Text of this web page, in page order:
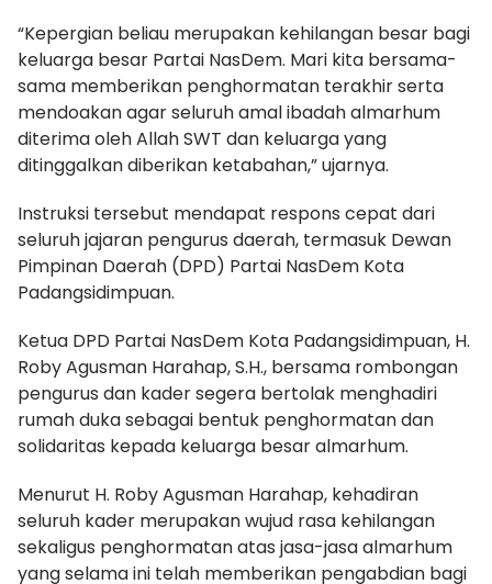
“Kepergian beliau merupakan kehilangan besar bagi
keluarga besar Partai NasDem. Mari kita bersama-
sama memberikan penghormatan terakhir serta
mendoakan agar seluruh amal ibadah almarhum
diterima oleh Allah SWT dan keluarga yang
ditinggalkan diberikan ketabahan,” ujarnya.
Instruksi tersebut mendapat respons cepat dari
seluruh jajaran pengurus daerah, termasuk Dewan
Pimpinan Daerah (DPD) Partai NasDem Kota
Padangsidimpuan.
Ketua DPD Partai NasDem Kota Padangsidimpuan, H.
Roby Agusman Harahap, S.H., bersama rombongan
pengurus dan kader segera bertolak menghadiri
rumah duka sebagai bentuk penghormatan dan
solidaritas kepada keluarga besar almarhum.
Menurut H. Roby Agusman Harahap, kehadiran
seluruh kader merupakan wujud rasa kehilangan
sekaligus penghormatan atas jasa-jasa almarhum
yang selama ini telah memberikan pengabdian bagi